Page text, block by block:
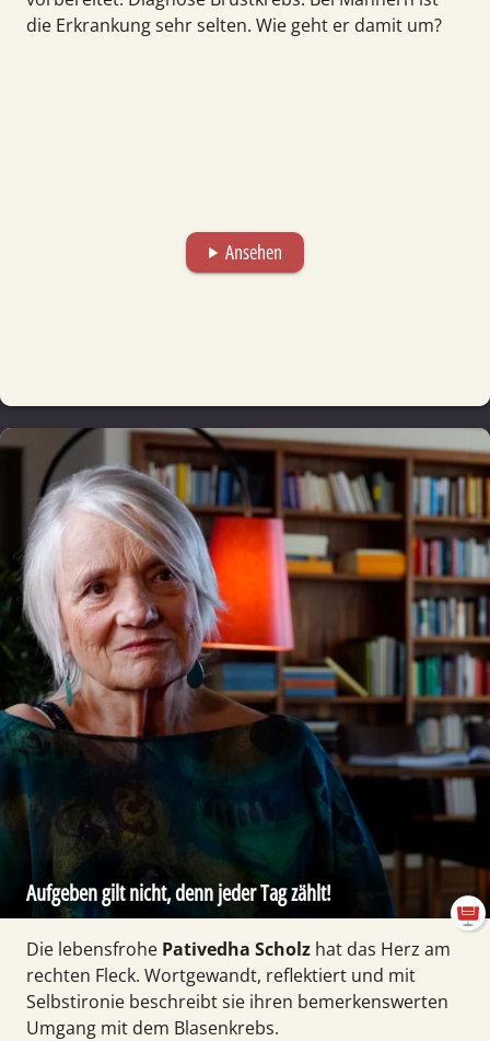
die Erkrankung sehr selten. Wie geht er damit um?
play_arrow Ansehen
Aufgeben gilt nicht, denn jeder Tag zählt!
Die lebensfrohe Pativedha Scholz hat das Herz am
rechten Fleck. Wort­gewandt, reflektiert und mit
Selbst­ironie beschreibt sie ihren bemer­kens­wer­ten
Umgang mit dem Blasen­krebs.